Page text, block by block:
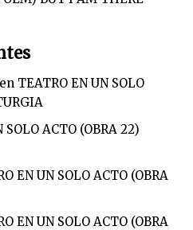
en TEATRO EN UN SOLO
SOLO ACTO (OBRA 22)
EN UN SOLO ACTO (OBRA
EN UN SOLO ACTO (OBRA